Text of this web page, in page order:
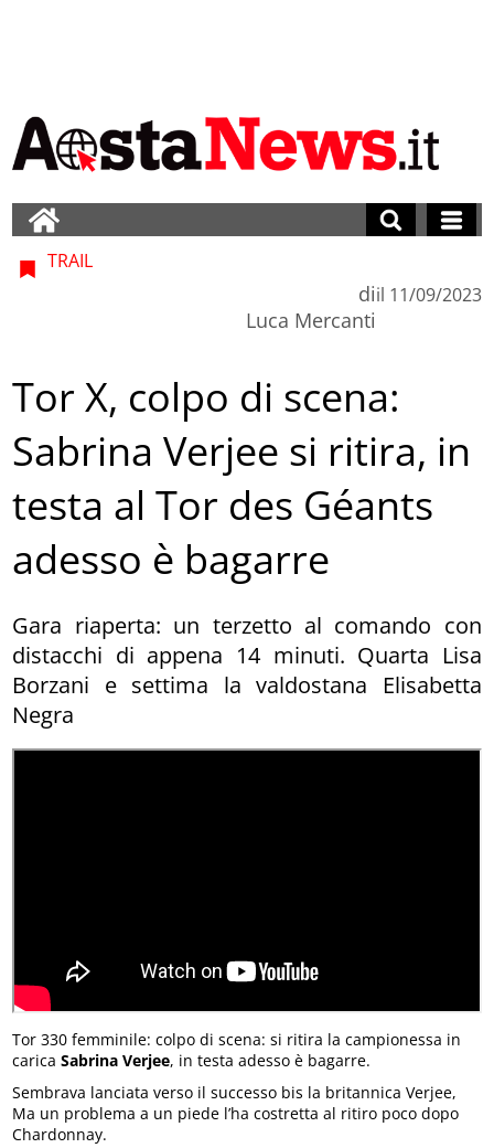
TRAIL
di
Luca Mercanti
il 11/09/2023
Tor X, colpo di scena:
Sabrina Verjee si ritira, in
testa al Tor des Géants
adesso è bagarre
Gara riaperta: un terzetto al comando con
distacchi di appena 14 minuti. Quarta Lisa
Borzani e settima la valdostana Elisabetta
Negra
Tor 330 femminile: colpo di scena: si ritira la campionessa in
caricaSabrina Verjee, in testa adesso è bagarre.
Sembrava lanciata verso il successo bis la britannica Verjee,
Ma un problema a un piede l’ha costretta al ritiro poco dopo
Chardonnay.